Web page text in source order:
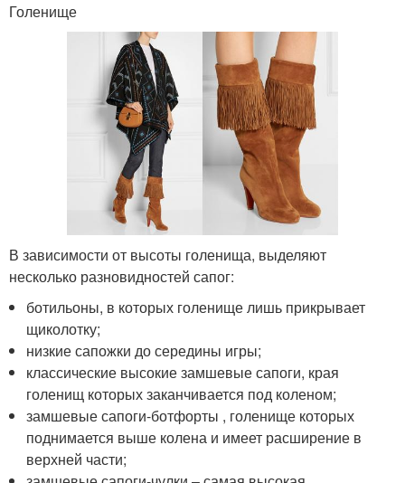
Голенище
В зависимости от высоты голенища, выделяют
несколько разновидностей сапог:
ботильоны, в которых голенище лишь прикрывает
щиколотку;
низкие сапожки до середины игры;
классические высокие замшевые сапоги, края
голенищ которых заканчивается под коленом;
замшевые сапоги-ботфорты , голенище которых
поднимается выше колена и имеет расширение в
верхней части;